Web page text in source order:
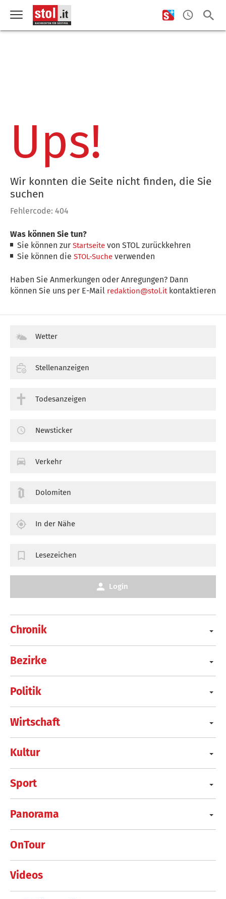
Ups!
Wir konnten die Seite nicht finden, die Sie
suchen
Fehlercode: 404
Was können Sie tun?
Sie können zurStartseite von STOL zurückkehren
Sie können dieSTOL-Suche verwenden
Haben Sie Anmerkungen oder Anregungen? Dann
können Sie uns per E-Mail redaktion@stol.itkontaktieren
Chronik
Bezirke
Politik
Wirtschaft
Kultur
Sport
Panorama
OnTour
Videos
Wetter
Stellenanzeigen
Todesanzeigen
Newsticker
Verkehr
Dolomiten
In der Nähe
Lesezeichen
Login